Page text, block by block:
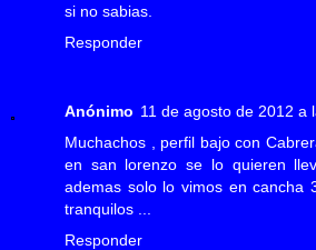
si no sabias.
Responder
Anónimo 11 de agosto de 2012 a
Muchachos , perfil bajo con
en san lorenzo se lo quieren
ademas solo lo vimos en cancha
tranquilos ...
Responder